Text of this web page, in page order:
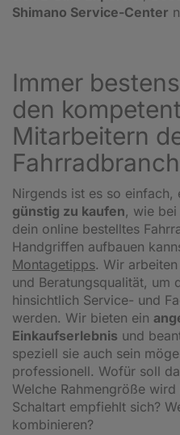
Shimano Service-Center
Immer
den
Mitarbeitern
Nirgends ist es so einfach,
günstig zu kaufen, wie
dein online bestelltes
Handgriffen aufbauen
Montagetipps. Wir
und Beratungsqualität, um
hinsichtlich Service- und
werden. Wir bieten ein
Einkaufserlebnis und
speziell sie auch sein
professionell. Wofür soll
Welche Rahmengröße
Schaltart empfiehlt sich?
kombinieren?